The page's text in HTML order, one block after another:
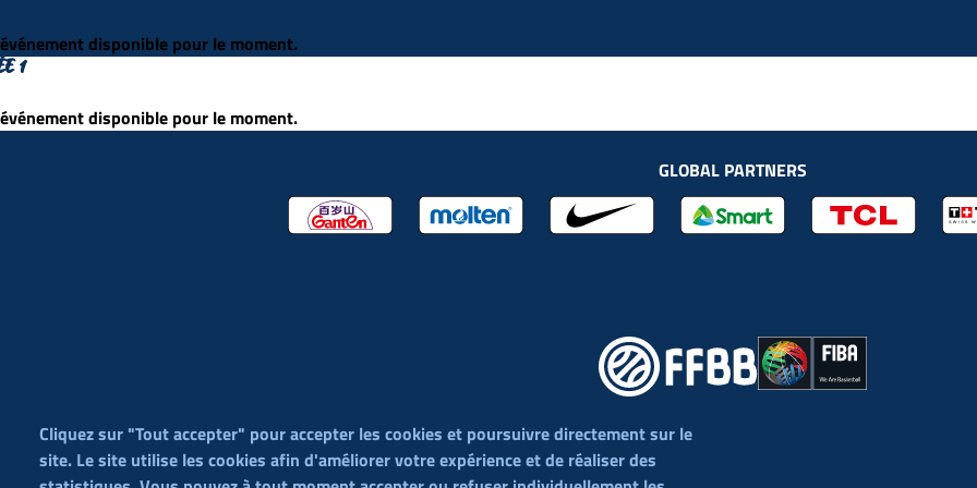
disponible pour le moment.
1
disponible pour le moment.
Cliquez sur "Tout accepter" pour accepter les cookies et poursuivre directement sur le
site. Le site utilise les cookies afin d'améliorer votre expérience et de réaliser des
GLOBAL PARTNERS
Menu
Contact Conditions Générales de Vente